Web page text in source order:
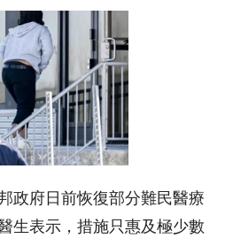
政府日前恢復部分難民醫療
生表示，措施只惠及極少數